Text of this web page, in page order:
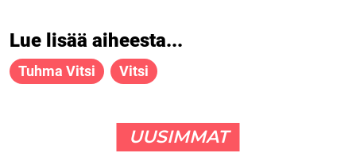
Lue lisää aiheesta...
Tuhma Vitsi Vitsi
UUSIMMAT